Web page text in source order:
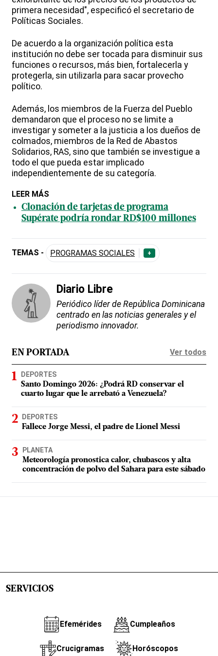
primera necesidad", especificó el secretario de
Políticas Sociales.
De acuerdo a la organización política esta
institución no debe ser tocada para disminuir sus
funciones o recursos, más bien, fortalecerla y
protegerla, sin utilizarla para sacar provecho
político.
Además, los miembros de la Fuerza del Pueblo
demandaron que el proceso no se limite a
investigar y someter a la justicia a los dueños de
colmados, miembros de la Red de Abastos
Solidarios, RAS, sino que también se investigue a
todo el que pueda estar implicado
independientemente de su categoría.
LEER MÁS
Clonación de tarjetas de programa
Supérate podría rondar RD$100 millones
TEMAS - PROGRAMAS SOCIALES +
Diario Libre
Periódico líder de República Dominicana
centrado en las noticias generales y el
periodismo innovador.
EN PORTADA Ver todos
DEPORTES
Santo Domingo 2026: ¿Podrá RD conservar el
cuarto lugar que le arrebató a Venezuela?
DEPORTES
Fallece Jorge Messi, el padre de Lionel Messi
PLANETA
Meteorología pronostica calor, chubascos y alta
concentración de polvo del Sahara para este sábado
SERVICIOS
Efemérides Cumpleaños
Crucigramas Horóscopos